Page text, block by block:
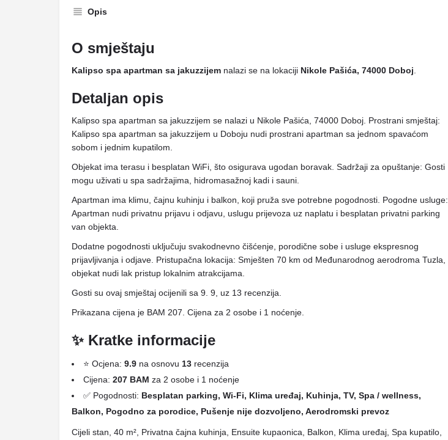
Opis
O smještaju
Kalipso spa apartman sa jakuzzijem nalazi se na lokaciji Nikole Pašića, 74000 Doboj
Detaljan opis
Kalipso spa apartman sa jakuzzijem se nalazi u Nikole Pašića, 74000 Doboj. Prostrani smještaj:
Kalipso spa apartman sa jakuzzijem u Doboju nudi prostrani apartman sa jednom spavaćom
sobom i jednim kupatilom.
Objekat ima terasu i besplatan WiFi, što osigurava ugodan boravak. Sadržaji za opuštanje: Gosti
mogu uživati ​​u spa sadržajima, hidromasažnoj kadi i sauni.
Apartman ima klimu, čajnu kuhinju i balkon, koji pruža sve potrebne pogodnosti. Pogodne usluge:
Apartman nudi privatnu prijavu i odjavu, uslugu prijevoza uz naplatu i besplatan privatni parking
van objekta.
Dodatne pogodnosti uključuju svakodnevno čišćenje, porodične sobe i usluge ekspresnog
prijavljivanja i odjave. Pristupačna lokacija: Smješten 70 km od Međunarodnog aerodroma Tuzla,
objekat nudi lak pristup lokalnim atrakcijama.
Gosti su ovaj smještaj ocijenili sa 9. 9, uz 13 recenzija.
Prikazana cijena je BAM 207. Cijena za 2 osobe i 1 noćenje.
✨ Kratke informacije
⭐ Ocjena: 9.9 na osnovu 13 recenzija
Cijena: 207 BAM za 2 osobe i 1 noćenje
✅ Pogodnosti: Besplatan parking, Wi-Fi, Klima uređaj, Kuhinja, TV, Spa / wellness,
Balkon, Pogodno za porodice, Pušenje nije dozvoljeno, Aerodromski prevoz
Cijeli stan, 40 m², Privatna čajna kuhinja, Ensuite kupaonica, Balkon, Klima uređaj, Spa kupatilo,